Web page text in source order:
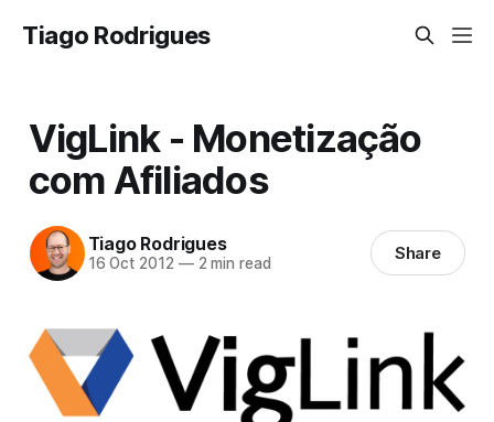
Tiago Rodrigues
VigLink - Monetização
com Afiliados
Tiago Rodrigues
16 Oct 2012 —2 min read Share